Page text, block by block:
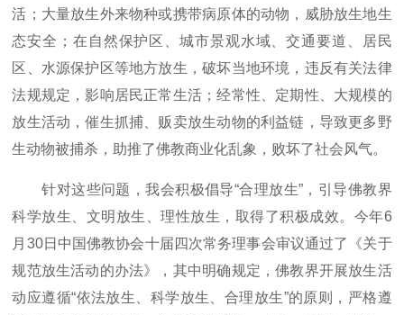
活；大量放生外来物种或携带病原体的动物，威胁放生地生
态安全；在自然保护区、城市景观水域、交通要道、居民
区、水源保护区等地方放生，破坏当地环境，违反有关法律
法规规定，影响居民正常生活；经常性、定期性、大规模的
放生活动，催生抓捕、贩卖放生动物的利益链，导致更多野
生动物被捕杀，助推了佛教商业化乱象，败坏了社会风气。
针对这些问题，我会积极倡导“合理放生”，引导佛教界
科学放生、文明放生、理性放生，取得了积极成效。今年6
月30日中国佛教协会十届四次常务理事会审议通过了《关于
规范放生活动的办法》，其中明确规定，佛教界开展放生活
动应遵循“依法放生、科学放生、合理放生”的原则，严格遵